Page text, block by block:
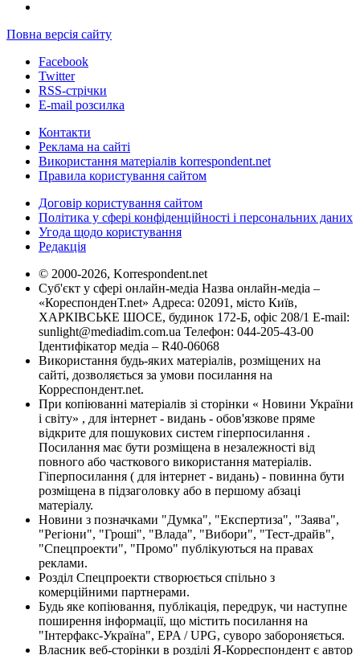
Повна версія сайту
Facebook
Twitter
RSS-стрічки
E-mail розсилка
Контакти
Реклама на сайті
Використання матеріалів korrespondent.net
Правила користування сайтом
Договір користування сайтом
Політика у сфері конфіденційності і персональних даних
Угода щодо користування
Редакція
© 2000-2026, Korrespondent.net
Суб'єкт у сфері онлайн-медіа Назва онлайн-медіа –
«КореспонденТ.net» Адреса: 02091, місто Київ,
ХАРКІВСЬКЕ ШОСЕ, будинок 172-Б, офіс 208/1 E-mail:
sunlight@mediadim.com.ua Телефон: 044-205-43-00
Ідентифікатор медіа – R40-06068
Використання будь-яких матеріалів, розміщених на
сайті, дозволяється за умови посилання на
Корреспондент.net.
При копіюванні матеріалів зі сторінки « Новини України
і світу» , для інтернет - видань - обов'язкове пряме
відкрите для пошукових систем гіперпосилання .
Посилання має бути розміщена в незалежності від
повного або часткового використання матеріалів.
Гіперпосилання ( для інтернет - видань) - повинна бути
розміщена в підзаголовку або в першому абзаці
матеріалу.
Новини з позначками "Думка", "Експертиза", "Заява",
"Регіони", "Гроші", "Влада", "Вибори", "Тест-драйв",
"Спецпроекти", "Промо" публікуються на правах
реклами.
Розділ Спецпроекти створюється спільно з
комерційними партнерами.
Будь яке копіювання, публікація, передрук, чи наступне
поширення інформації, що містить посилання на
"Інтерфакс-Україна", EPA / UPG, суворо забороняється.
Власник веб-сторінки в розділі Я-Корреспондент є автор